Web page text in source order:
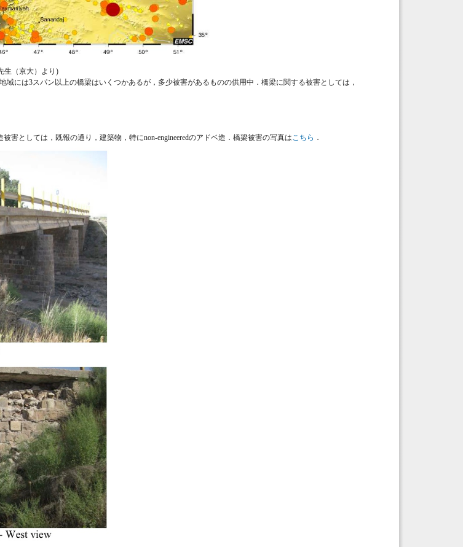
生（京大）より)
域には3スパン以上の橋梁はいくつかあるが，多少被害があるものの供用中．橋梁に関する被害としては，
害としては，既報の通り，建築物，特にnon-engineeredのアドベ造．橋梁被害の写真はこちら ．